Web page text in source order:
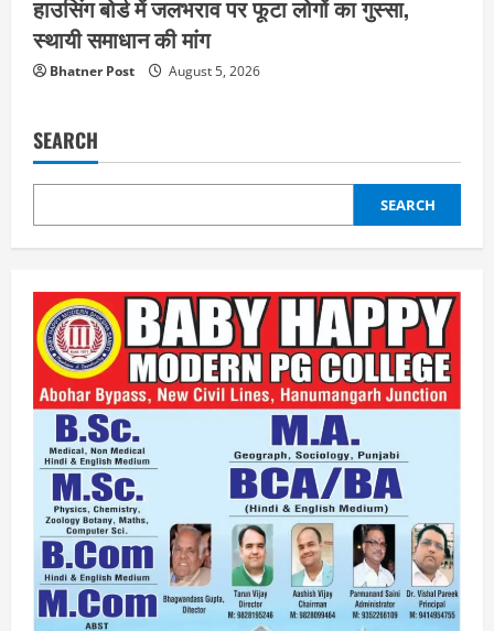
हाउसिंग बोर्ड में जलभराव पर फूटा लोगों का गुस्सा,
स्थायी समाधान की मांग
Bhatner Post August 5, 2026
SEARCH
SEARCH